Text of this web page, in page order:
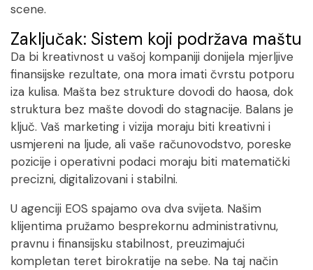
scene.
Zaključak: Sistem koji podržava maštu
Da bi kreativnost u vašoj kompaniji donijela mjerljive
finansijske rezultate, ona mora imati čvrstu potporu
iza kulisa. Mašta bez strukture dovodi do haosa, dok
struktura bez mašte dovodi do stagnacije. Balans je
ključ. Vaš marketing i vizija moraju biti kreativni i
usmjereni na ljude, ali vaše računovodstvo, poreske
pozicije i operativni podaci moraju biti matematički
precizni, digitalizovani i stabilni.
U agenciji EOS spajamo ova dva svijeta. Našim
klijentima pružamo besprekornu administrativnu,
pravnu i finansijsku stabilnost, preuzimajući
kompletan teret birokratije na sebe. Na taj način